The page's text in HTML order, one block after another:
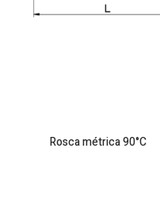
Rosca métrica 90°C